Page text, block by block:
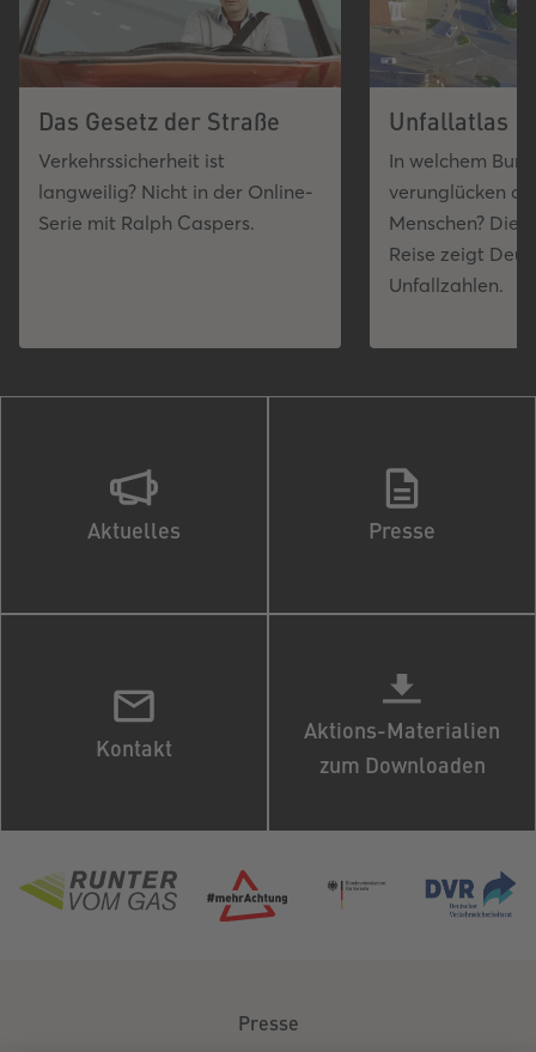
Das Gesetz der Straße
Verkehrssicherheit ist
langweilig? Nicht in der Online-
Serie mit Ralph Caspers.
Unfallatlas
In welchem
verunglücken
Menschen?
Reise zeigt
Unfallzahlen.
Aktuelles Presse
Kontakt
Aktions-Materialien
zum Downloaden
Presse